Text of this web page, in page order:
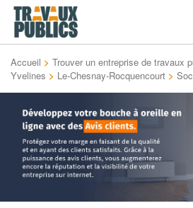
Accueil > Trouver un entreprise de travaux
Yvelines > Le-Chesnay-Rocquencourt >